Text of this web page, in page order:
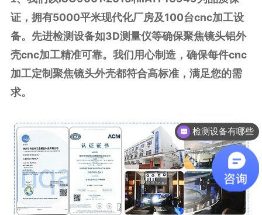
证，拥有5000平米现代化厂房及100台cnc加工设
备。先进检测设备如3D测量仪等确保聚焦镜头铝外
壳cnc加工精准可靠。我们用心制造，确保每件cnc
加工定制聚焦镜头外壳都符合高标准，满足您的需
求。
有品质团队吗？